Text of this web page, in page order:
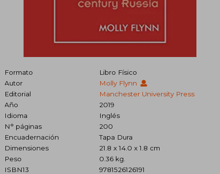
Formato
Libro Físico
Autor
Molly Flynn
Editorial
Manchester University Press
Año
2019
Idioma
Inglés
N° páginas
200
Encuadernación
Tapa Dura
Dimensiones
21.8 x 14.0 x 1.8 cm
Peso
0.36 kg.
ISBN13
9781526126191